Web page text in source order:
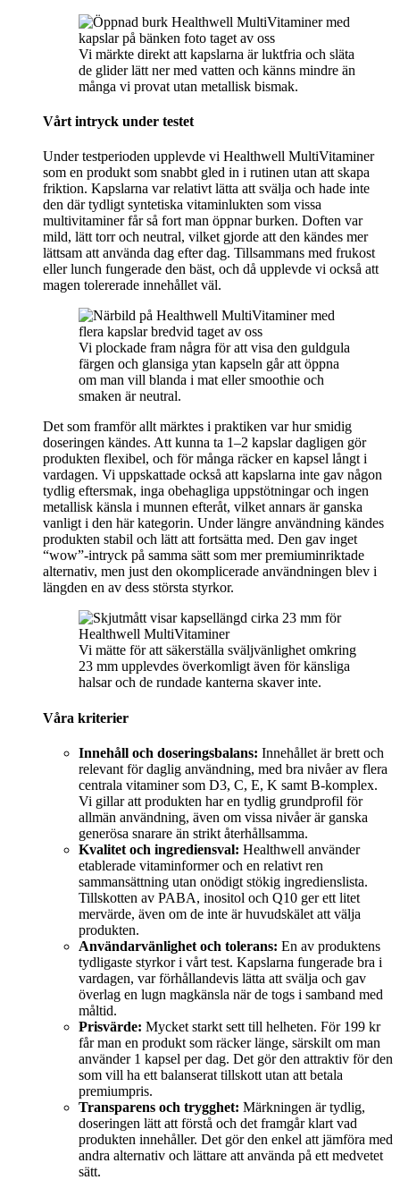
Vi märkte direkt att kapslarna är luktfria och släta
de glider lätt ner med vatten och känns mindre än
många vi provat utan metallisk bismak.
Vårt intryck under testet
Under testperioden upplevde vi Healthwell MultiVitaminer
som en produkt som snabbt gled in i rutinen utan att skapa
friktion. Kapslarna var relativt lätta att svälja och hade inte
den där tydligt syntetiska vitaminlukten som vissa
multivitaminer får så fort man öppnar burken. Doften var
mild, lätt torr och neutral, vilket gjorde att den kändes mer
lättsam att använda dag efter dag. Tillsammans med frukost
eller lunch fungerade den bäst, och då upplevde vi också att
magen tolererade innehållet väl.
Vi plockade fram några för att visa den guldgula
färgen och glansiga ytan kapseln går att öppna
om man vill blanda i mat eller smoothie och
smaken är neutral.
Det som framför allt märktes i praktiken var hur smidig
doseringen kändes. Att kunna ta 1–2 kapslar dagligen gör
produkten flexibel, och för många räcker en kapsel långt i
vardagen. Vi uppskattade också att kapslarna inte gav någon
tydlig eftersmak, inga obehagliga uppstötningar och ingen
metallisk känsla i munnen efteråt, vilket annars är ganska
vanligt i den här kategorin. Under längre användning kändes
produkten stabil och lätt att fortsätta med. Den gav inget
“wow”-intryck på samma sätt som mer premiuminriktade
alternativ, men just den okomplicerade användningen blev i
längden en av dess största styrkor.
Vi mätte för att säkerställa sväljvänlighet omkring
23 mm upplevdes överkomligt även för känsliga
halsar och de rundade kanterna skaver inte.
Våra kriterier
Innehåll och doseringsbalans: Innehållet är brett och
relevant för daglig användning, med bra nivåer av flera
centrala vitaminer som D3, C, E, K samt B-komplex.
Vi gillar att produkten har en tydlig grundprofil för
allmän användning, även om vissa nivåer är ganska
generösa snarare än strikt återhållsamma.
Kvalitet och ingrediensval: Healthwell använder
etablerade vitaminformer och en relativt ren
sammansättning utan onödigt stökig ingredienslista.
Tillskotten av PABA, inositol och Q10 ger ett litet
mervärde, även om de inte är huvudskälet att välja
produkten.
Användarvänlighet och tolerans: En av produktens
tydligaste styrkor i vårt test. Kapslarna fungerade bra i
vardagen, var förhållandevis lätta att svälja och gav
överlag en lugn magkänsla när de togs i samband med
måltid.
Prisvärde: Mycket starkt sett till helheten. För 199 kr
får man en produkt som räcker länge, särskilt om man
använder 1 kapsel per dag. Det gör den attraktiv för den
som vill ha ett balanserat tillskott utan att betala
premiumpris.
Transparens och trygghet: Märkningen är tydlig,
doseringen lätt att förstå och det framgår klart vad
produkten innehåller. Det gör den enkel att jämföra med
andra alternativ och lättare att använda på ett medvetet
sätt.